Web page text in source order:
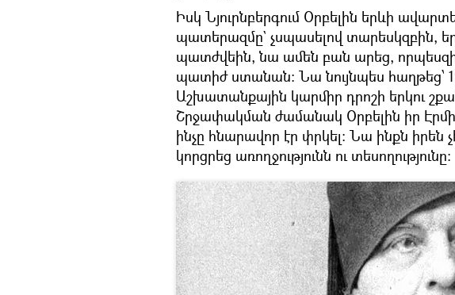
Իսկ Նյուրնբերգում Օրբելին երևի
պատերազմը` չսպասելով տարեսկզբին,
պատժվեին, նա ամեն բան արեց,
պատիժ ստանան։ Նա նույնպես հաղթեց՝
Աշխատանքային կարմիր դրոշի երկու
Շրջափակման ժամանակ Օրբելին իր
ինչը հնարավոր էր փրկել։ Նա ինքն իրեն
կորցրեց առողջությունն ու տեսողությունը։